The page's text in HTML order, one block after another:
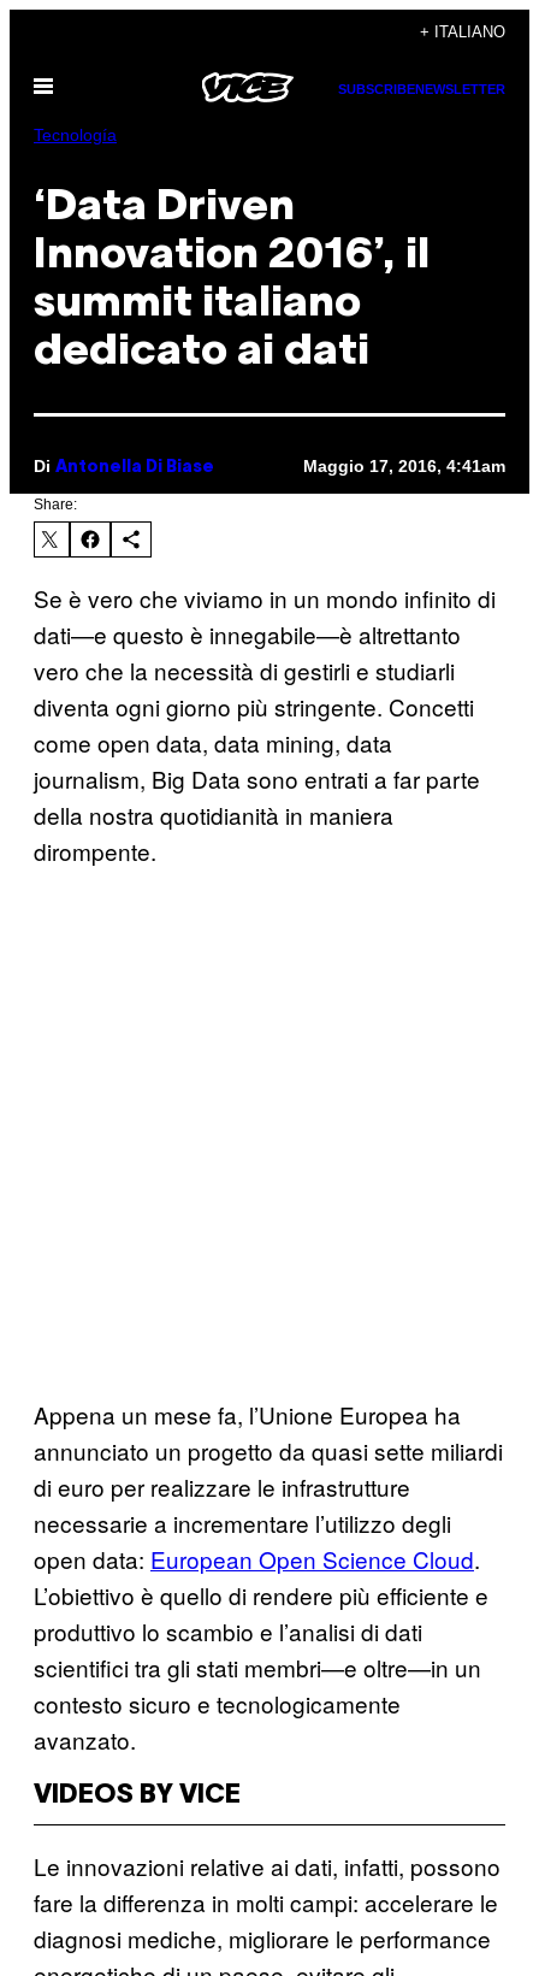
contenuto
+ ITALIANO
Apri
SUBSCRIBENEWSLETTER
Tecnología
‘Data Driven
Innovation 2016’, il
summit italiano
dedicato ai dati
Di Antonella Di Biase Maggio 17, 2016, 4:41am
Share:
Se è vero che viviamo in un mondo infinito di
dati—e questo è innegabile—è altrettanto
vero che la necessità di gestirli e studiarli
diventa ogni giorno più stringente. Concetti
come open data, data mining, data
journalism, Big Data sono entrati a far parte
della nostra quotidianità in maniera
dirompente.
Appena un mese fa, l’Unione Europea ha
annunciato un progetto da quasi sette miliardi
di euro per realizzare le infrastrutture
necessarie a incrementare l’utilizzo degli
open data: European Open Science Cloud.
L’obiettivo è quello di rendere più efficiente e
produttivo lo scambio e l’analisi di dati
scientifici tra gli stati membri—e oltre—in un
contesto sicuro e tecnologicamente
avanzato.
VIDEOS BY VICE
Le innovazioni relative ai dati, infatti, possono
fare la differenza in molti campi: accelerare le
diagnosi mediche, migliorare le performance